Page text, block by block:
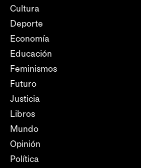
Cultura
Deporte
Economía
Educación
Feminismos
Futuro
Justicia
Libros
Mundo
Opinión
Política